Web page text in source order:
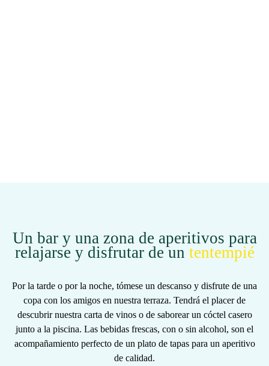
Un bar y una zona de aperitivos para
relajarse y disfrutar de un tentempié
Por la tarde o por la noche, tómese un descanso y disfrute de una
copa con los amigos en nuestra terraza. Tendrá el placer de
descubrir nuestra carta de vinos o de saborear un cóctel casero
junto a la piscina. Las bebidas frescas, con o sin alcohol, son el
acompañamiento perfecto de un plato de tapaspara un aperitivo
de calidad.